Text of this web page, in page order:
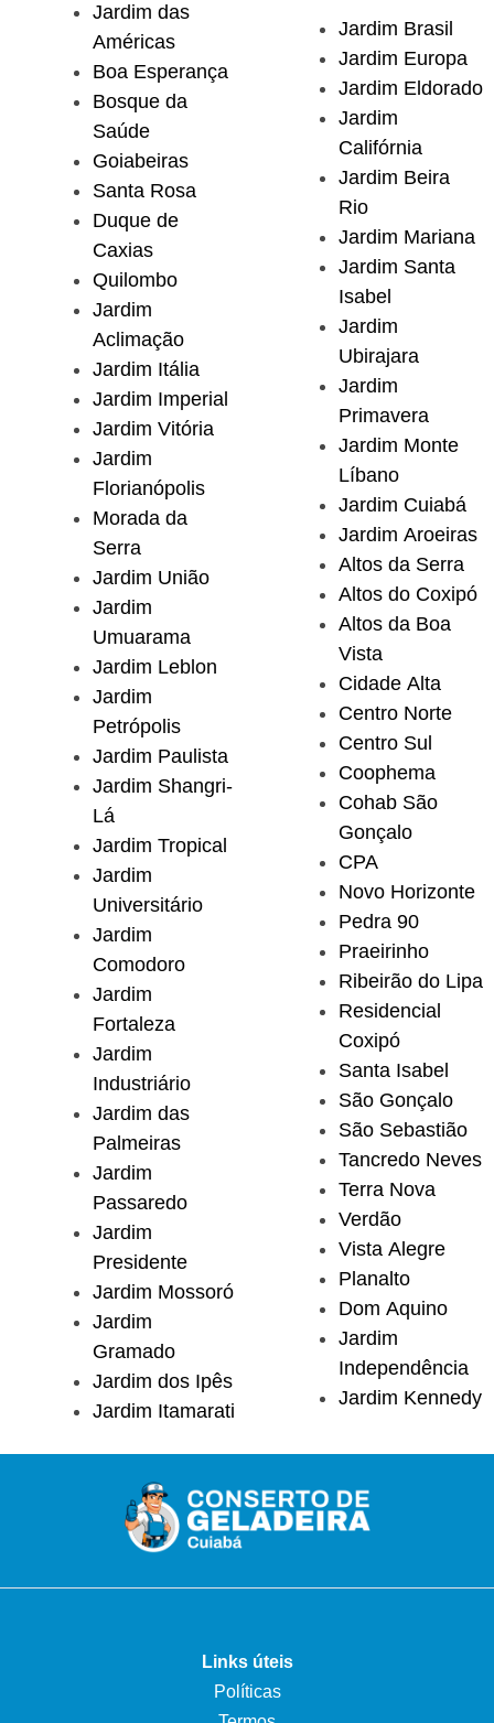
Jardim das
Américas
Boa Esperança
Bosque da
Saúde
Goiabeiras
Santa Rosa
Duque de
Caxias
Quilombo
Jardim
Aclimação
Jardim Itália
Jardim Imperial
Jardim Vitória
Jardim
Florianópolis
Morada da
Serra
Jardim União
Jardim
Umuarama
Jardim Leblon
Jardim
Petrópolis
Jardim Paulista
Jardim Shangri-
Lá
Jardim Tropical
Jardim
Universitário
Jardim
Comodoro
Jardim
Fortaleza
Jardim
Industriário
Jardim das
Palmeiras
Jardim
Passaredo
Jardim
Presidente
Jardim Mossoró
Jardim
Gramado
Jardim dos Ipês
Jardim Itamarati
Jardim Brasil
Jardim Europa
Jardim Eldorado
Jardim
Califórnia
Jardim Beira
Rio
Jardim Mariana
Jardim Santa
Isabel
Jardim
Ubirajara
Jardim
Primavera
Jardim Monte
Líbano
Jardim Cuiabá
Jardim Aroeiras
Altos da Serra
Altos do Coxipó
Altos da Boa
Vista
Cidade Alta
Centro Norte
Centro Sul
Coophema
Cohab São
Gonçalo
CPA
Novo Horizonte
Pedra 90
Praeirinho
Ribeirão do Lipa
Residencial
Coxipó
Santa Isabel
São Gonçalo
São Sebastião
Tancredo Neves
Terra Nova
Verdão
Vista Alegre
Planalto
Dom Aquino
Jardim
Independência
Jardim Kennedy
Links úteis
Políticas